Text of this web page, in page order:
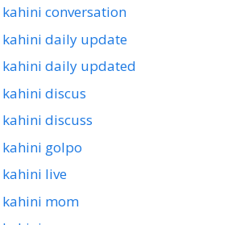
conversation
daily update
daily updated
discus
discuss
golpo
live
mom